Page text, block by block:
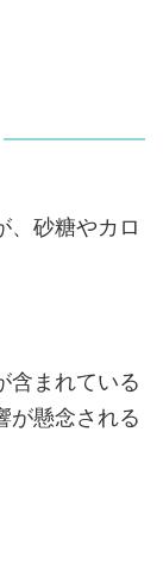
、砂糖やカロ
含まれている
が懸念される